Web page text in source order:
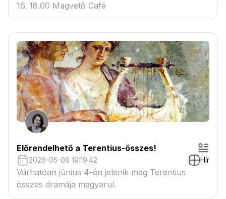
16. 18.00 Magvető Café
Előrendelhető a Terentius-összes!
2026-05-08 19:19:42 Hír
Várhatóan június 4-én jelenik meg Terentius
összes drámája magyarul.